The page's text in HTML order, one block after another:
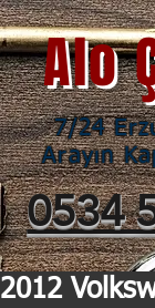
0534
Alo
7/24
Arayın
2012